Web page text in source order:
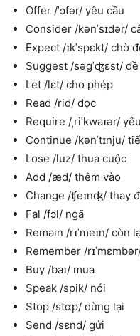
Offer /ˈɔfər/ yêu cầu
Consider /kənˈsɪdər/
Expect /ɪkˈspɛkt/ chờ
Suggest /səgˈʤɛst/
Let /lɛt/ cho phép
Read /rid/ đọc
Require /ˌriˈkwaɪər/
Continue /kənˈtɪnju/
Lose /luz/ thua cuộc
Add /æd/ thêm vào
Change /ʧeɪnʤ/ thay
Fal /fɔl/ ngã
Remain /rɪˈmeɪn/ còn
Remember /
Buy /baɪ/ mua
Speak /spik/ nói
Stop /stɑp/ dừng lại
Send /sɛnd/ gửi